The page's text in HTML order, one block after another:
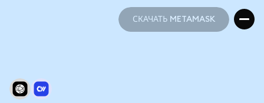
СКАЧАТЬ METAMASK